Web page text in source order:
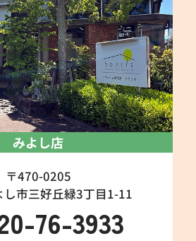
みよし店
〒470-0205
し市三好丘緑3丁目1-11
76-3933